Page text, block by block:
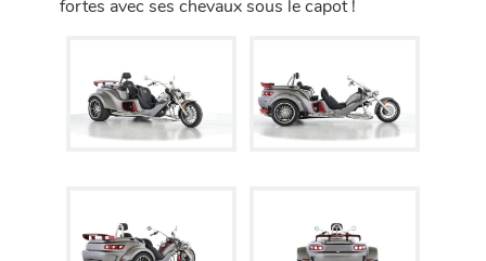
fortes avec ses chevaux sous le capot !